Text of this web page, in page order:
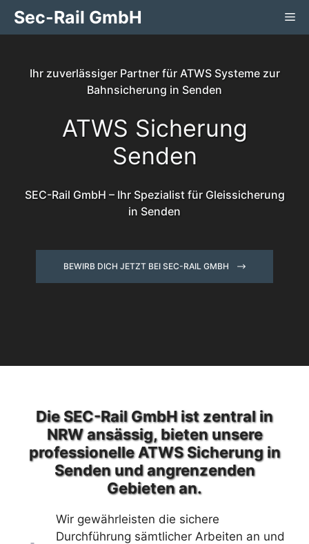
Zum
InhaltSec-Rail GmbH
Ihr zuverlässiger Partner für ATWS Systeme zur
Bahnsicherung in Senden
ATWS Sicherung
Senden
SEC-Rail GmbH – Ihr Spezialist für Gleissicherung
in Senden
BEWIRB DICH JETZT BEI SEC-RAIL GMBH
Die SEC-Rail GmbH ist zentral in
NRW ansässig, bieten unsere
professionelle ATWS Sicherung in
Senden und angrenzenden
Gebieten an.
Wir gewährleisten die sichere
Durchführung sämtlicher Arbeiten an und